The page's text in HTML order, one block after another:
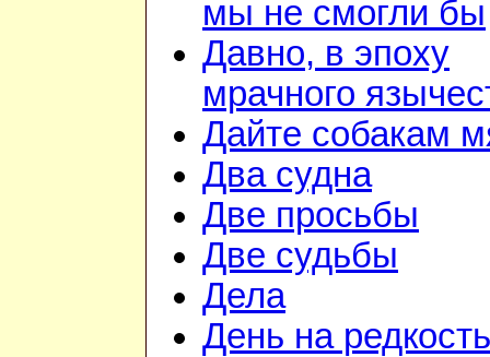
мы не смогли бы
Давно, в эпоху
мрачного
Дайте собакам
Два судна
Две просьбы
Две судьбы
Дела
День на редкость